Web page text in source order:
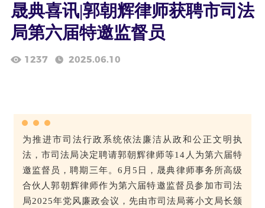
晟典喜讯|郭朝辉律师获聘市司法
局第六届特邀监督员
1237 2025.06.10
为推进市司法行政系统依法廉洁从政和公正文明执
法，市司法局决定聘请郭朝辉律师等14人为第六届特
邀监督员，聘期三年。6月5日，晟典律师事务所高级
合伙人郭朝辉律师作为第六届特邀监督员参加市司法
局2025年党风廉政会议，先由市司法局蒋小文局长颁